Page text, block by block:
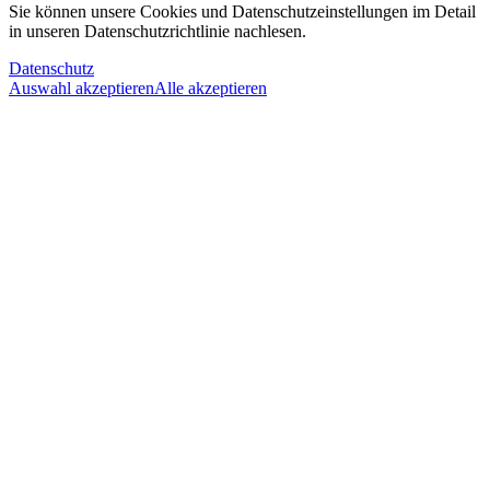
Sie können unsere Cookies und Datenschutzeinstellungen im Detail
in unseren Datenschutzrichtlinie nachlesen.
Datenschutz
Auswahl akzeptierenAlle akzeptieren